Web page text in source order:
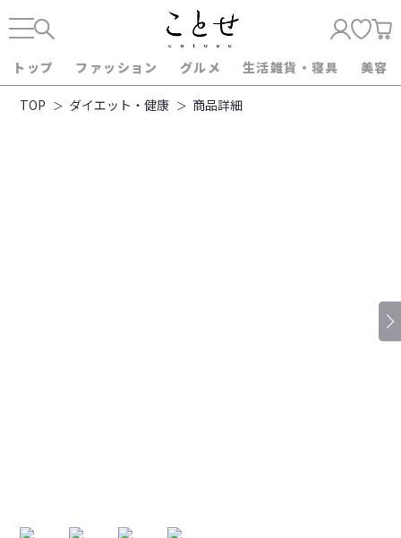
トップ ファッション グルメ 生活雑貨・寝具 美容
TOP ダイエット・健康 商品詳細